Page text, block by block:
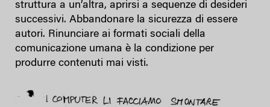
struttura a un’altra, aprirsi a sequenze di desideri
successivi. Abbandonare la sicurezza di essere
autori. Rinunciare ai formati sociali della
comunicazione umana è la condizione per
produrre contenuti mai visti.